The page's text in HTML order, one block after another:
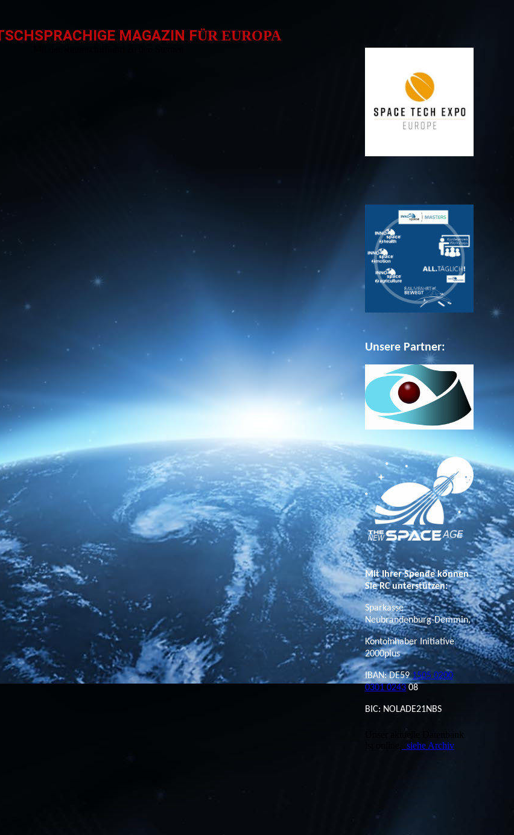
MAGAZIN FÜR EUROPA
Unsere Partner:
Mit Ihrer Spende können
Sie RC unterstützen:
Sparkasse
Neubrandenburg-Demmin,
Kontoinhaber Initiative
2000plus
IBAN: DE591505 0200
0301 0243 08
BIC: NOLADE21NBS
Unser aktuelle Datenbank
siehe Archiv